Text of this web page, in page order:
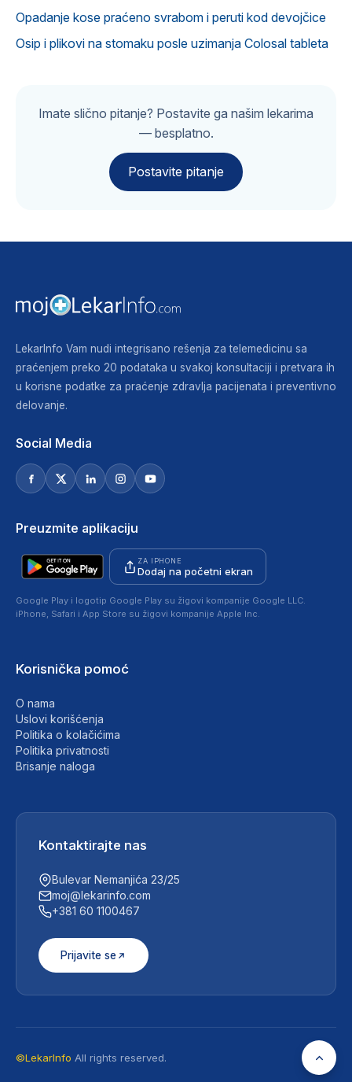
Opadanje kose praćeno svrabom i peruti kod devojčice
Osip i plikovi na stomaku posle uzimanja Colosal tableta
Imate slično pitanje? Postavite ga našim lekarima
— besplatno.
Postavite pitanje
LekarInfo Vam nudi integrisano rešenja za telemedicinu sa
praćenjem preko 20 podataka u svakoj konsultaciji i pretvara ih
u korisne podatke za praćenje zdravlja pacijenata i preventivno
delovanje.
Social Media
Preuzmite aplikaciju
ZA IPHONE
Dodaj na početni ekran
Google Play i logotip Google Play su žigovi kompanije Google LLC.
iPhone, Safari i App Store su žigovi kompanije Apple Inc.
Korisnička pomoć
O nama
Uslovi korišćenja
Politika o kolačićima
Politika privatnosti
Brisanje naloga
Kontaktirajte nas
Bulevar Nemanjića 23/25
moj@lekarinfo.com
+381 60 1100467
Prijavite se
©LekarInfo All rights reserved.